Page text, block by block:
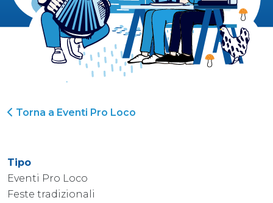
Torna a Eventi Pro Loco
Tipo
Eventi Pro Loco
Feste tradizionali